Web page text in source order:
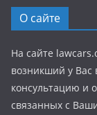
О сайте
На сайте
возникший у Вас
консультацию и
связанных с